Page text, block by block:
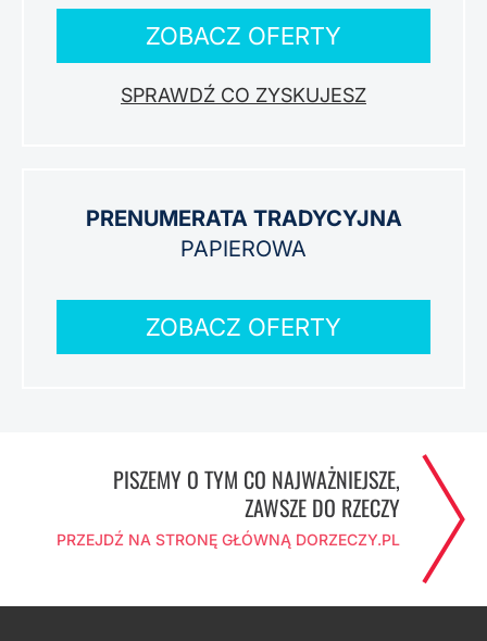
ZOBACZ OFERTY
ZYSKUJESZ
PRENUMERATA TRADYCYJNA
PAPIEROWA
ZOBACZ OFERTY
PISZEMY O TYM CO NAJWAŻNIEJSZE,
ZAWSZE DO RZECZY
PRZEJDŹ NA STRONĘ GŁÓWNĄ DORZECZY.PL